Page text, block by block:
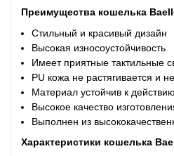
Преимущества кошелька
Стильный и красивый дизайн
Высокая износоустойчивость
Имеет приятные тактильные
PU кожа не растягивается и
Материал устойчив к
Высокое качество
Выполнен из
Характеристики кошелька